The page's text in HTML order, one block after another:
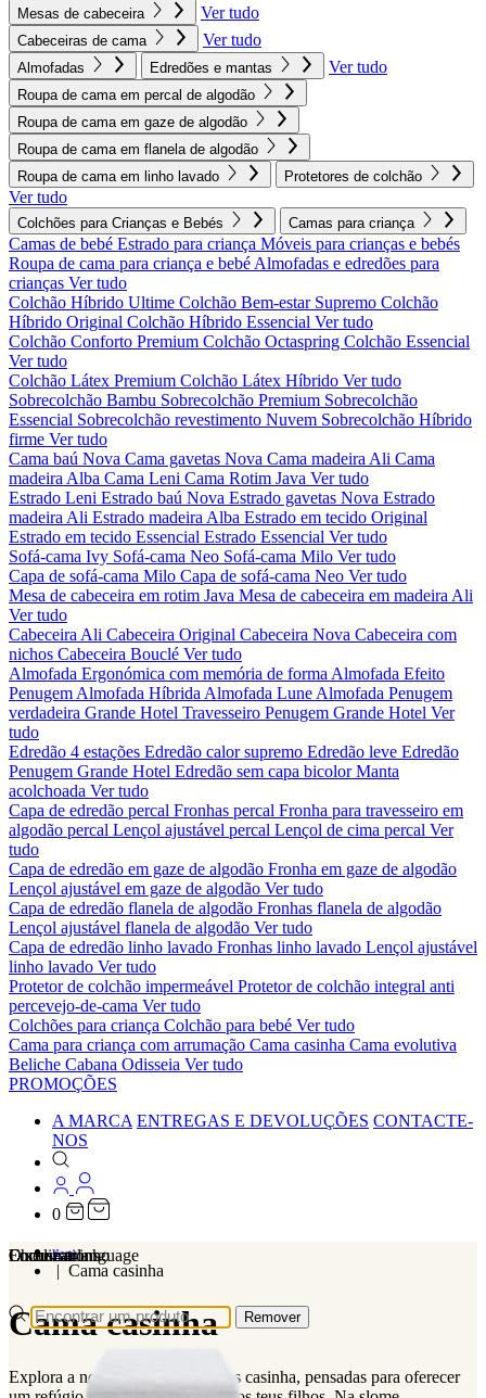
Mesas de cabeceira Ver tudo
Cabeceiras de cama Ver tudo
Almofadas Edredões e mantas Ver tudo
Roupa de cama em percal de algodão
Roupa de cama em gaze de algodão
Roupa de cama em flanela de algodão
Roupa de cama em linho lavado
Protetores de colchão
Ver tudo
Colchões para Crianças e Bebés Camas para criança
Camas de bebé Estrado para criança Móveis para crianças e bebés
Roupa de cama para criança e bebé Almofadas e edredões para
crianças Ver tudo
Colchão Híbrido Ultime Colchão Bem-estar Supremo Colchão
Híbrido Original Colchão Híbrido Essencial Ver tudo
Colchão Conforto Premium Colchão Octaspring Colchão Essencial
Ver tudo
Colchão Látex Premium Colchão Látex Híbrido Ver tudo
Sobrecolchão Bambu Sobrecolchão Premium Sobrecolchão
Essencial Sobrecolchão revestimento Nuvem Sobrecolchão Híbrido
firme Ver tudo
Cama baú Nova Cama gavetas Nova Cama madeira Ali Cama
madeira Alba Cama Leni Cama Rotim Java Ver tudo
Estrado Leni Estrado baú Nova Estrado gavetas Nova Estrado
madeira Ali Estrado madeira Alba Estrado em tecido Original
Estrado em tecido Essencial Estrado Essencial Ver tudo
Sofá-cama Ivy Sofá-cama Neo Sofá-cama Milo Ver tudo
Capa de sofá-cama Milo Capa de sofá-cama Neo Ver tudo
Mesa de cabeceira em rotim Java Mesa de cabeceira em madeira Ali
Ver tudo
Cabeceira Ali Cabeceira Original Cabeceira Nova Cabeceira com
nichos Cabeceira Bouclé Ver tudo
Almofada Ergonómica com memória de forma Almofada Efeito
Penugem Almofada Híbrida Almofada Lune Almofada Penugem
verdadeira Grande Hotel Travesseiro Penugem Grande Hotel Ver
tudo
Edredão 4 estações Edredão calor supremo Edredão leve Edredão
Penugem Grande Hotel Edredão sem capa bicolorManta
acolchoada Ver tudo
Capa de edredão percal Fronhas percal Fronha para travesseiro em
algodão percal Lençol ajustável percal Lençol de cima percal Ver
tudo
Capa de edredão em gaze de algodão Fronha em gaze de algodão
Lençol ajustável em gaze de algodão Ver tudo
Capa de edredão flanela de algodão Fronhas flanela de algodão
Lençol ajustável flanela de algodão Ver tudo
Capa de edredão linho lavado Fronhas linho lavado Lençol ajustável
linho lavado Ver tudo
Protetor de colchão impermeável Protetor de colchão integral anti
percevejo-de-cama Ver tudo
Colchões para criança Colchão para bebé Ver tudo
Cama para criança com arrumação Cama casinha Cama evolutiva
Beliche Cabana Odisseia Ver tudo
PROMOÇÕES
A MARCA ENTREGAS E DEVOLUÇÕES CONTACTE-
NOS
0
Localizations
Choose a language
Encontrar
Remover
O seu carrinho
Home
Cama casinha
Cama casinha
Explora a nossa coleção de camas casinha, pensadas para oferecer